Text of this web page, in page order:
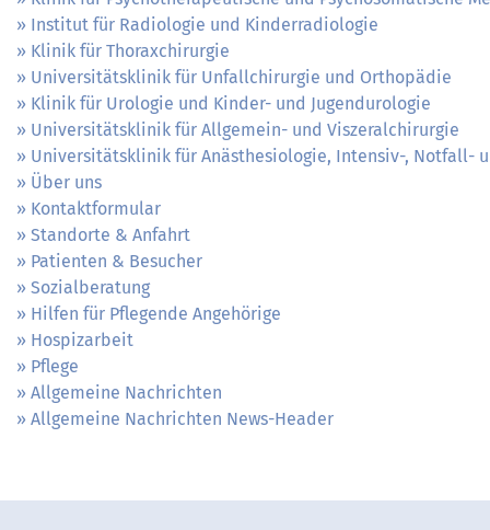
Institut für Radiologie und Kinderradiologie
Klinik für Thoraxchirurgie
Universitätsklinik für Unfallchirurgie und Orthopädie
Klinik für Urologie und Kinder- und Jugendurologie
Universitätsklinik für Allgemein- und Viszeralchirurgie
Universitätsklinik für Anästhesiologie, Intensiv-, Notfall-
Über uns
Kontaktformular
Standorte & Anfahrt
Patienten & Besucher
Sozialberatung
Hilfen für Pflegende Angehörige
Hospizarbeit
Pflege
Allgemeine Nachrichten
Allgemeine Nachrichten News-Header